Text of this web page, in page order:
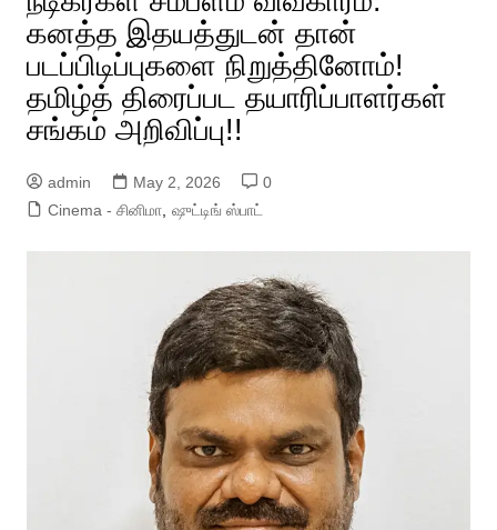
கனத்த இதயத்துடன் தான்
படப்பிடிப்புகளை நிறுத்தினோம்!
தமிழ்த் திரைப்பட தயாரிப்பாளர்கள்
சங்கம் அறிவிப்பு!!
admin May 2, 2026
0
Cinema - சினிமா, ஷுட்டிங் ஸ்பாட்